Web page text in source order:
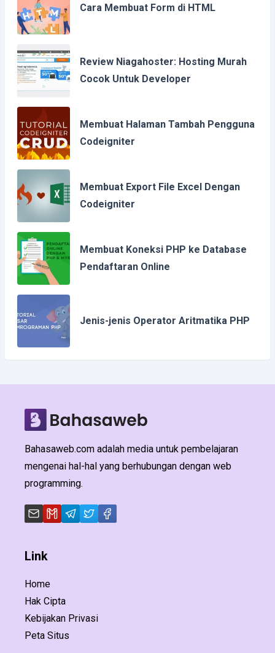
Cara Membuat Form di HTML
Review Niagahoster: Hosting Murah
Cocok Untuk Developer
Membuat Halaman Tambah Pengguna
Codeigniter
Membuat Export File Excel Dengan
Codeigniter
Membuat Koneksi PHP ke Database
Pendaftaran Online
Jenis-jenis Operator Aritmatika PHP
Bahasaweb.com adalah media untuk pembelajaran
mengenai hal-hal yang berhubungan dengan web
programming.
Link
Home
Hak Cipta
Kebijakan Privasi
Peta Situs